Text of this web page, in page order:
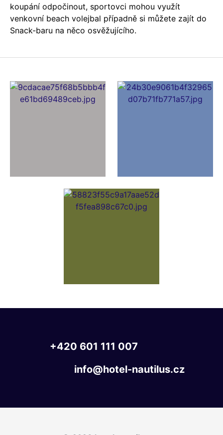
koupání odpočinout, sportovci mohou využít
venkovní beach volejbal případně si můžete zajít do
Snack-baru na něco osvěžujícího.
+420 601 111 007
info@hotel-nautilus.cz